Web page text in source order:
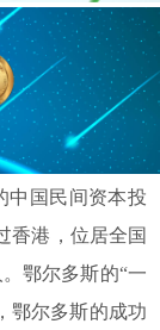
中国民间资本投
香港，位居全国
鄂尔多斯的“一
鄂尔多斯的成功